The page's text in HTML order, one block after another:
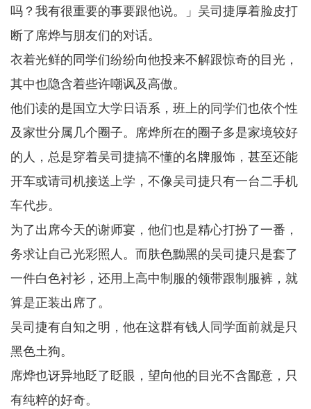
吗？我有很重要的事要跟他说。」吴司捷厚着脸皮打
断了席烨与朋友们的对话。
衣着光鲜的同学们纷纷向他投来不解跟惊奇的目光，
其中也隐含着些许嘲讽及高傲。
他们读的是国立大学日语系，班上的同学们也依个性
及家世分属几个圈子。席烨所在的圈子多是家境较好
的人，总是穿着吴司捷搞不懂的名牌服饰，甚至还能
开车或请司机接送上学，不像吴司捷只有一台二手机
车代步。
为了出席今天的谢师宴，他们也是精心打扮了一番，
务求让自己光彩照人。而肤色黝黑的吴司捷只是套了
一件白色衬衫，还用上高中制服的领带跟制服裤，就
算是正装出席了。
吴司捷有自知之明，他在这群有钱人同学面前就是只
黑色土狗。
席烨也讶异地眨了眨眼，望向他的目光不含鄙意，只
有纯粹的好奇。